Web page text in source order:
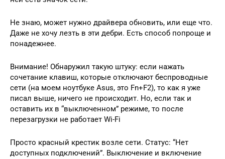
Не знаю, может нужно драйвера обновить, или еще что.
Даже не хочу лезть в эти дебри. Есть способ попроще и
понадежнее.
Внимание! Обнаружил такую штуку: если нажать
сочетание клавиш, которые отключают беспроводные
сети (на моем ноутбуке Asus, это Fn+F2), то как я уже
писал выше, ничего не происходит. Но, если так и
оставить их в “выключенном” режиме, то после
перезагрузки не работает Wi-Fi
Просто красный крестик возле сети. Статус: “Нет
доступных подключений”. Выключение и включение